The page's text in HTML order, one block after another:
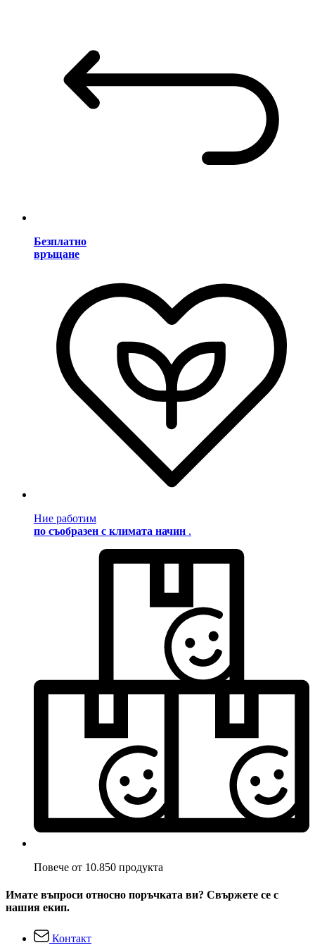
Безплатно
връщане
Ние работим
по съобразен с климата начин .
Повече от 10.850 продукта
Имате въпроси относно поръчката ви? Свържете се с
нашия екип.
Контакт